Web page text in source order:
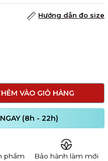
Hướng dẫn đo size
VÀO GIỎ HÀNG
(8h - 22h)
phẩm
Bảo hành làm mới